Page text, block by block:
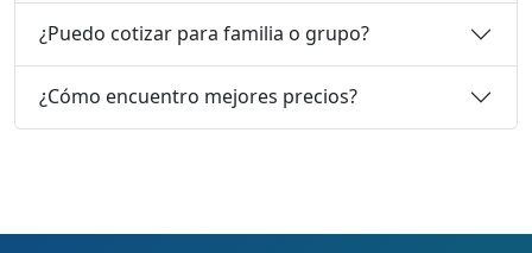
¿Puedo cotizar para familia o grupo?
¿Cómo encuentro mejores precios?